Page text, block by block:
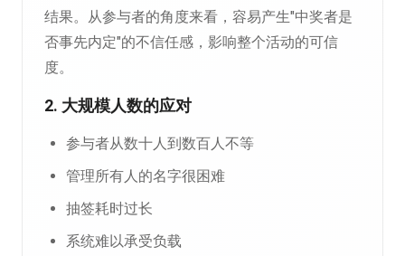
结果。从参与者的角度来看，容易产生"中奖者是
否事先内定"的不信任感，影响整个活动的可信
度。
2. 大规模人数的应对
参与者从数十人到数百人不等
管理所有人的名字很困难
抽签耗时过长
系统难以承受负载